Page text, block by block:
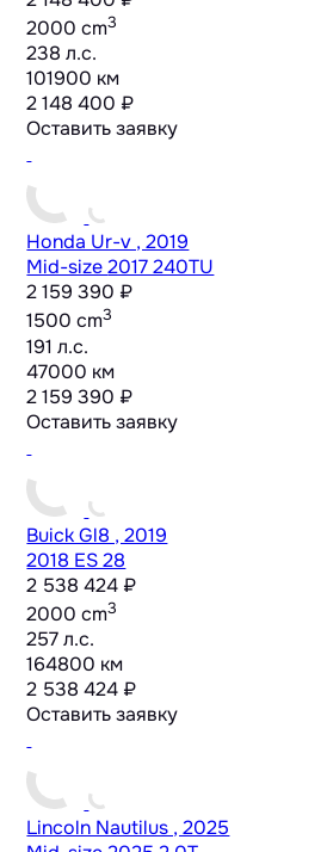
2000 cm3
238 л.с.
101900 км
2 148 400 ₽
Оставить заявку
Honda Ur-v , 2019
Mid-size2017 240TU
2 159 390 ₽
1500 cm3
191 л.с.
47000 км
2 159 390 ₽
Оставить заявку
Buick Gl8 , 2019
2018 ES 28
2 538 424 ₽
2000 cm3
257 л.с.
164800 км
2 538 424 ₽
Оставить заявку
Lincoln Nautilus , 2025